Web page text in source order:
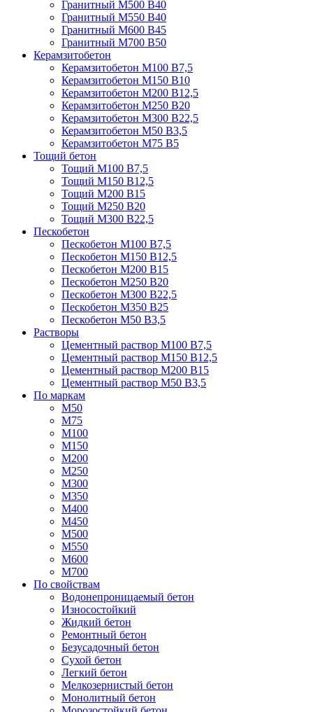
Гранитный М500 В40
Гранитный М550 В40
Гранитный М600 В45
Гранитный М700 В50
Керамзитобетон
Керамзитобетон М100 В7,5
Керамзитобетон М150 В10
Керамзитобетон М200 В12,5
Керамзитобетон М250 В20
Керамзитобетон М300 В22,5
Керамзитобетон М50 В3,5
Керамзитобетон М75 В5
Тощий бетон
Тощий М100 В7,5
Тощий М150 В12,5
Тощий М200 В15
Тощий М250 В20
Тощий М300 В22,5
Пескобетон
Пескобетон М100 В7,5
Пескобетон М150 В12,5
Пескобетон М200 В15
Пескобетон М250 В20
Пескобетон М300 В22,5
Пескобетон М350 В25
Пескобетон М50 В3,5
Растворы
Цементный раствор М100 В7,5
Цементный раствор М150 В12,5
Цементный раствор М200 В15
Цементный раствор М50 В3,5
По маркам
М50
М75
М100
М150
М200
М250
М300
М350
М400
М450
М500
М550
М600
М700
По свойствам
Водонепроницаемый бетон
Износостойкий
Жидкий бетон
Ремонтный бетон
Безусадочный бетон
Сухой бетон
Легкий бетон
Мелкозернистый бетон
Монолитный бетон